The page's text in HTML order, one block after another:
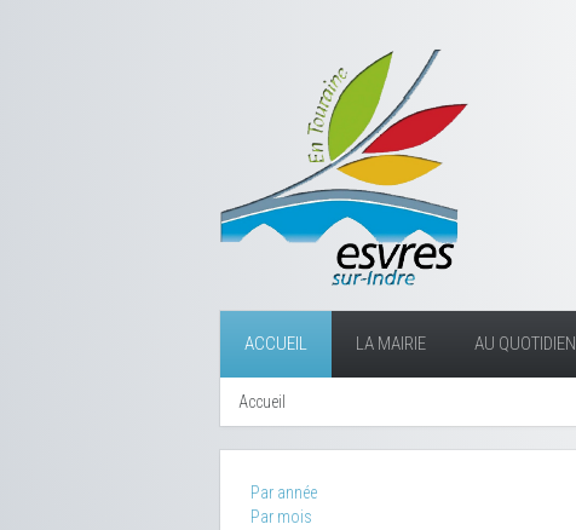
ACCUEIL LA MAIRIE AU QUOTIDIEN
Accueil
Par année
Par mois